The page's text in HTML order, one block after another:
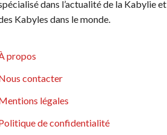
dans l’actualité de la Kabylie et
Kabyles dans le monde.
propos
contacter
légales
de confidentialité